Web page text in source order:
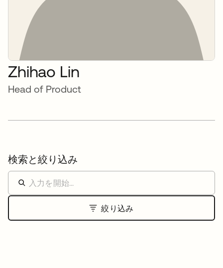
Zhihao Lin
Head of Product
検索と絞り込み
絞り込み